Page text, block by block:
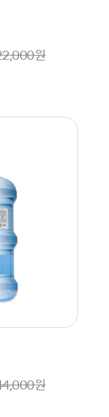
원
원